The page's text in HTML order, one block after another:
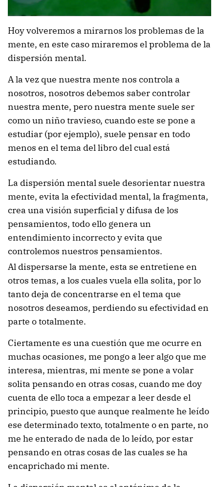
Hoy volveremos a mirarnos los problemas de la
mente, en este caso miraremos el problema de la
dispersión mental.
A la vez que nuestra mente nos controla a
nosotros, nosotros debemos saber controlar
nuestra mente, pero nuestra mente suele ser
como un niño travieso, cuando este se pone a
estudiar (por ejemplo), suele pensar en todo
menos en el tema del libro del cual está
estudiando.
La dispersión mental suele desorientar nuestra
mente, evita la efectividad mental, la fragmenta,
crea una visión superficial y difusa de los
pensamientos, todo ello genera un
entendimiento incorrecto y evita que
controlemos nuestros pensamientos.
Al dispersarse la mente, esta se entretiene en
otros temas, a los cuales vuela ella solita, por lo
tanto deja de concentrarse en el tema que
nosotros deseamos, perdiendo su efectividad en
parte o totalmente.
Ciertamente es una cuestión que me ocurre en
muchas ocasiones, me pongo a leer algo que me
interesa, mientras, mi mente se pone a volar
solita pensando en otras cosas, cuando me doy
cuenta de ello toca a empezar a leer desde el
principio, puesto que aunque realmente he leído
ese determinado texto, totalmente o en parte, no
me he enterado de nada de lo leído, por estar
pensando en otras cosas de las cuales se ha
encaprichado mi mente.